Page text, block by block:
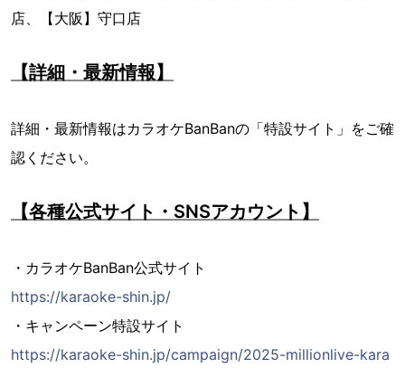
店、【大阪】守口店
【詳細・最新情報】
詳細・最新情報はカラオケBanBanの「特設サイト」をご確
認ください。
【各種公式サイト・SNSアカウント】
・カラオケBanBan公式サイト
https://karaoke-shin.jp/
・キャンペーン特設サイト
https://karaoke-shin.jp/campaign/2025-millionlive-kara